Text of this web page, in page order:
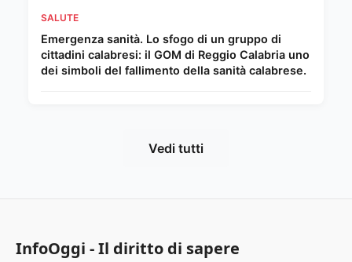
SALUTE
Emergenza sanità. Lo sfogo di un gruppo di
cittadini calabresi: il GOM di Reggio Calabria uno
dei simboli del fallimento della sanità calabrese.
Vedi tutti
InfoOggi - Il diritto di sapere